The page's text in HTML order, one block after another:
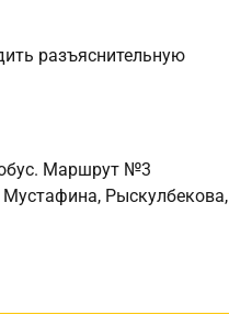
разъяснительную
Маршрут №3
Мустафина, Рыскулбекова,